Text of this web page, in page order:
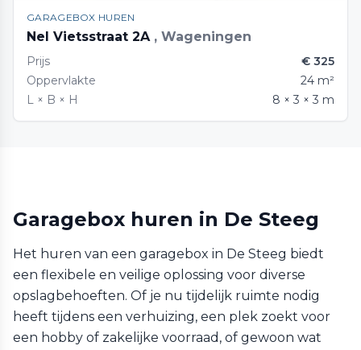
GARAGEBOX HUREN
Nel Vietsstraat 2A , Wageningen
Prijs
€ 325
Oppervlakte
24 m²
L × B × H
8 × 3 × 3 m
Garagebox huren in De Steeg
Het huren van een garagebox in De Steeg biedt
een flexibele en veilige oplossing voor diverse
opslagbehoeften. Of je nu tijdelijk ruimte nodig
heeft tijdens een verhuizing, een plek zoekt voor
een hobby of zakelijke voorraad, of gewoon wat